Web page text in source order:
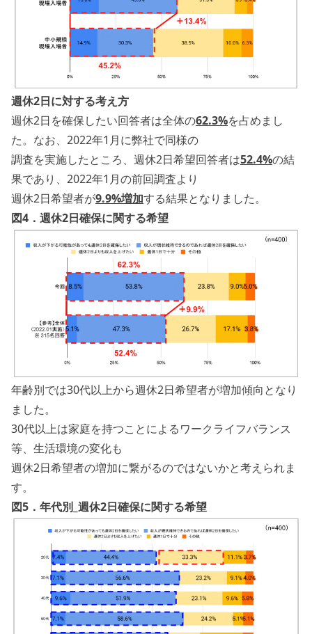
週休2日に対する考え方
週休2日を確保したい回答者は全体の62.3%を占めまし
た。なお、2022年1月に弊社で同様の
調査を実施したところ、週休2日希望回答者は52.4%の結
果であり、2022年1月の前回調査より
週休2日希望者が9.9%増加する結果となりました。
図4．週休2日確保に関する希望
年齢別では30代以上から週休2日希望者が増加傾向となり
ました。
30代以上は家庭を持つことによるワークライフバランス
等、生活環境の変化も
週休2日希望者の増加に繋がるのではないかと考えられま
す。
図5．年代別_週休2日確保に関する希望